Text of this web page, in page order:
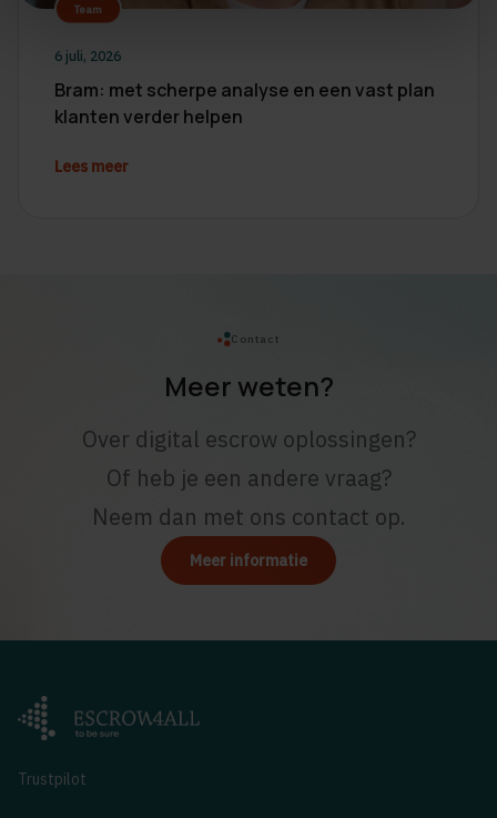
Team
6 juli, 2026
Bram: met scherpe analyse en een vast plan
klanten verder helpen
Lees meer
Contact
Meer weten?
Over digital escrow oplossingen?
Of heb je een andere vraag?
Neem dan met ons contact op.
Meer informatie
Trustpilot